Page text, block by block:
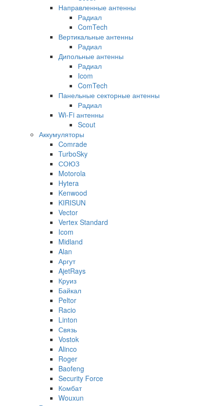
Направленные антенны
Радиал
ComTech
Вертикальные антенны
Радиал
Дипольные антенны
Радиал
Icom
ComTech
Панельные секторные антенны
Радиал
Wi-Fi антенны
Scout
Аккумуляторы
Comrade
TurboSky
СОЮЗ
Motorola
Hytera
Kenwood
KIRISUN
Vector
Vertex Standard
Icom
Midland
Alan
Аргут
AjetRays
Круиз
Байкал
Peltor
Racio
Linton
Связь
Vostok
Alinco
Roger
Baofeng
Security Force
Комбат
Wouxun